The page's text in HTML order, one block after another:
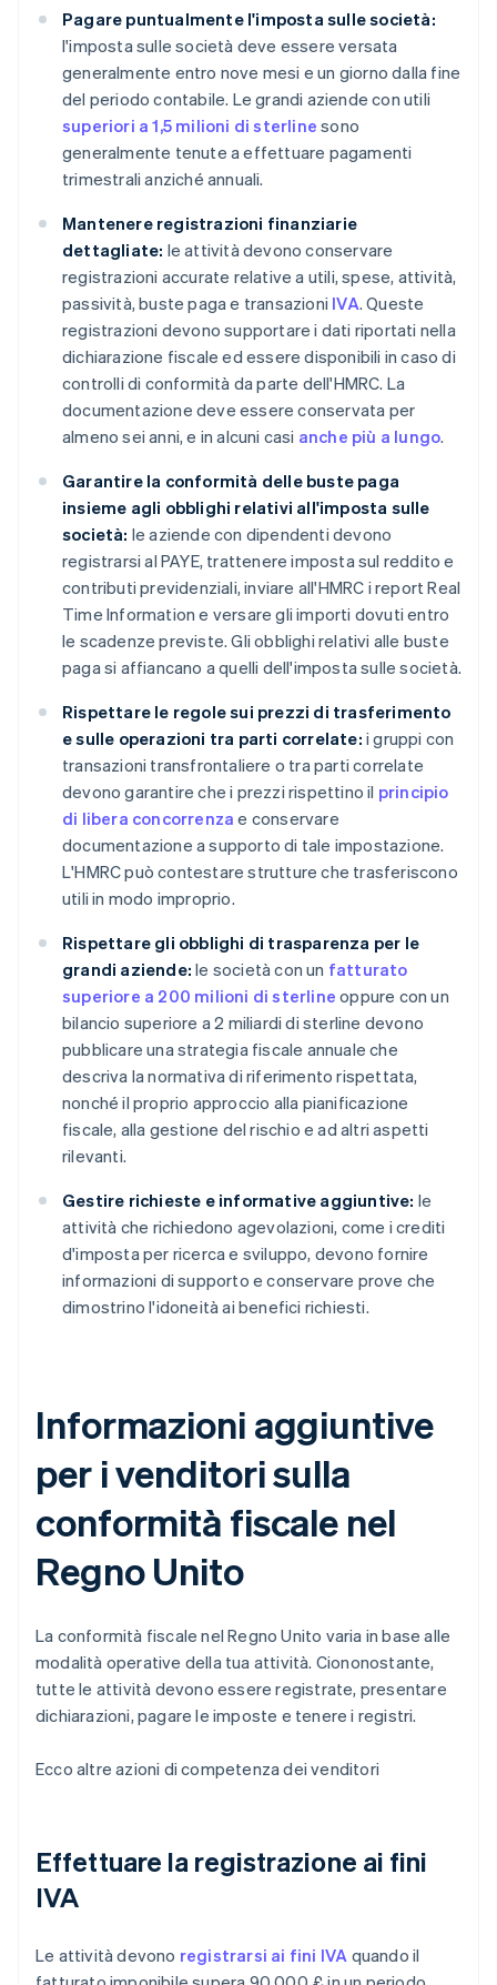
Pagare puntualmente l'imposta sulle società:
l'imposta sulle società deve essere versata
generalmente entro nove mesi e un giorno dalla fine
del periodo contabile. Le grandi aziende con utili
superiori a 1,5 milioni di sterline sono
generalmente tenute a effettuare pagamenti
trimestrali anziché annuali.
Mantenere registrazioni finanziarie
dettagliate: le attività devono conservare
registrazioni accurate relative a utili, spese, attività,
passività, buste paga e transazioni IVA. Queste
registrazioni devono supportare i dati riportati nella
dichiarazione fiscale ed essere disponibili in caso di
controlli di conformità da parte dell'HMRC. La
documentazione deve essere conservata per
almeno sei anni, e in alcuni casi anche più a lungo.
Garantire la conformità delle buste paga
insieme agli obblighi relativi all'imposta sulle
società: le aziende con dipendenti devono
registrarsi al PAYE, trattenere imposta sul reddito e
contributi previdenziali, inviare all'HMRC i report Real
Time Information e versare gli importi dovuti entro
le scadenze previste. Gli obblighi relativi alle buste
paga si affiancano a quelli dell'imposta sulle società.
Rispettare le regole sui prezzi di trasferimento
e sulle operazioni tra parti correlate: i gruppi con
transazioni transfrontaliere o tra parti correlate
devono garantire che i prezzi rispettino il principio
di libera concorrenza e conservare
documentazione a supporto di tale impostazione.
L'HMRC può contestare strutture che trasferiscono
utili in modo improprio.
Rispettare gli obblighi di trasparenza per le
grandi aziende: le società con un fatturato
superiore a 200 milioni di sterline oppure con un
bilancio superiore a 2 miliardi di sterline devono
pubblicare una strategia fiscale annuale che
descriva la normativa di riferimento rispettata,
nonché il proprio approccio alla pianificazione
fiscale, alla gestione del rischio e ad altri aspetti
rilevanti.
Gestire richieste e informative aggiuntive: le
attività che richiedono agevolazioni, come i crediti
d'imposta per ricerca e sviluppo, devono fornire
informazioni di supporto e conservare prove che
dimostrino l'idoneità ai benefici richiesti.
Informazioni aggiuntive
per i venditori sulla
conformità fiscale nel
Regno Unito
La conformità fiscale nel Regno Unito varia in base alle
modalità operative della tua attività. Ciononostante,
tutte le attività devono essere registrate, presentare
dichiarazioni, pagare le imposte e tenere i registri.
Ecco altre azioni di competenza dei venditori
Effettuare la registrazione ai fini
IVA
Le attività devono registrarsi ai fini IVA quando il